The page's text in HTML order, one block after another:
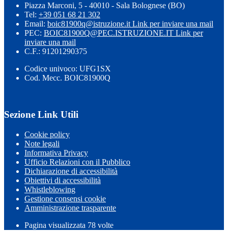
Piazza Marconi, 5 - 40010 - Sala Bolognese (BO)
Tel: +39 051 68 21 302
Email: boic81900q@istruzione.it Link per inviare una mail
PEC: BOIC81900Q@PEC.ISTRUZIONE.IT Link per
inviare una mail
C.F.: 91201290375
Codice univoco: UFG1SX
Cod. Mecc. BOIC81900Q
Sezione Link Utili
Cookie policy
Note legali
Informativa Privacy
Ufficio Relazioni con il Pubblico
Dichiarazione di accessibilità
Obiettivi di accessibilità
Whistleblowing
Gestione consensi cookie
Amministrazione trasparente
Pagina visualizzata 78 volte